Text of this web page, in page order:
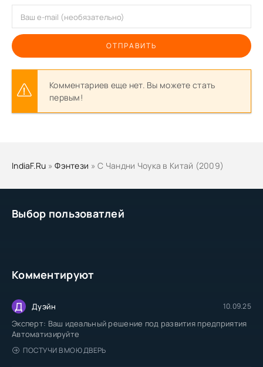
Выбор пользоватлей
Комментируют
Д Дуэйн 10.09.25
Эксперт: Ваш идеальный решение под развития предприятия
Автоматизируйте
ПОСТУЧИ В МОЮ ДВЕРЬ
ОТПРАВИТЬ
Комментариев еще нет. Вы можете стать
первым!
IndiaF.Ru »Фэнтези » С Чандни Чоука в Китай (2009)